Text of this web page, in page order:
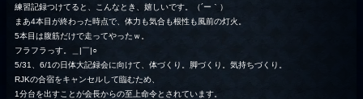
練習記録つけてると、こんなとき、嬉しいです。（´ー｀）
まあ4本目が終わった時点で、体力も気合も根性も風前の灯火。
5本目は腹筋だけで走ってやったｗ。
フラフラっす。＿|￣|○
5/31、6/1の日体大記録会に向けて、体づくり。脚づくり。気持ちづくり。
RJKの合宿をキャンセルして臨むため、
1分台を出すことが会長からの至上命令とされています。